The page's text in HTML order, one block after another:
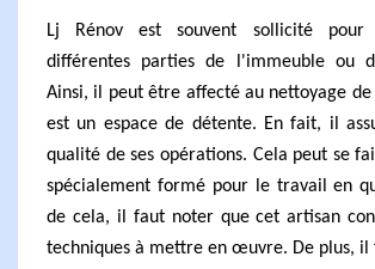
Lj Rénov est souvent sollicité pour
différentes parties de l'immeuble ou
Ainsi, il peut être affecté au nettoyage
est un espace de détente. En fait, il
qualité de ses opérations. Cela peut se
spécialement formé pour le travail en
de cela, il faut noter que cet artisan
techniques à mettre en œuvre. De plus, il